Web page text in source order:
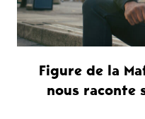
Figure de la
nous raconte